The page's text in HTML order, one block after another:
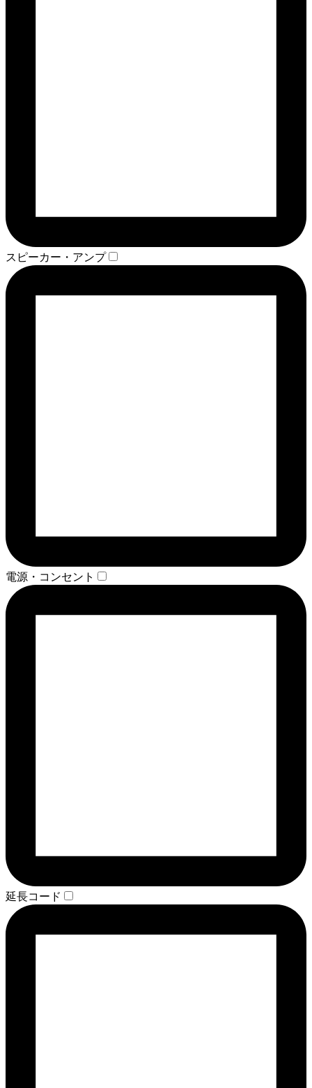
スピーカー・アンプ
電源・コンセント
延長コード